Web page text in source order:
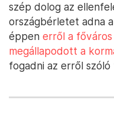
szép dolog az
országbérletet adna
éppen erről a
megállapodott a
fogadni az erről